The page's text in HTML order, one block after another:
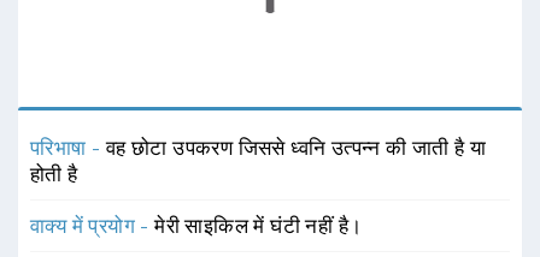
परिभाषा -वह छोटा उपकरण जिससे ध्वनि उत्पन्न की जाती है या
होती है
वाक्य में प्रयोग -मेरी साइकिल में घंटी नहीं है।